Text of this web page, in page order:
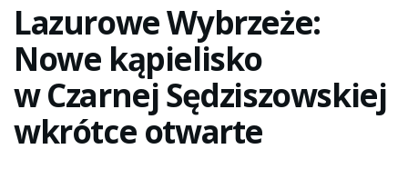
Lazurowe Wybrzeże:
Nowe kąpielisko
w Czarnej Sędziszowskiej
wkrótce otwarte